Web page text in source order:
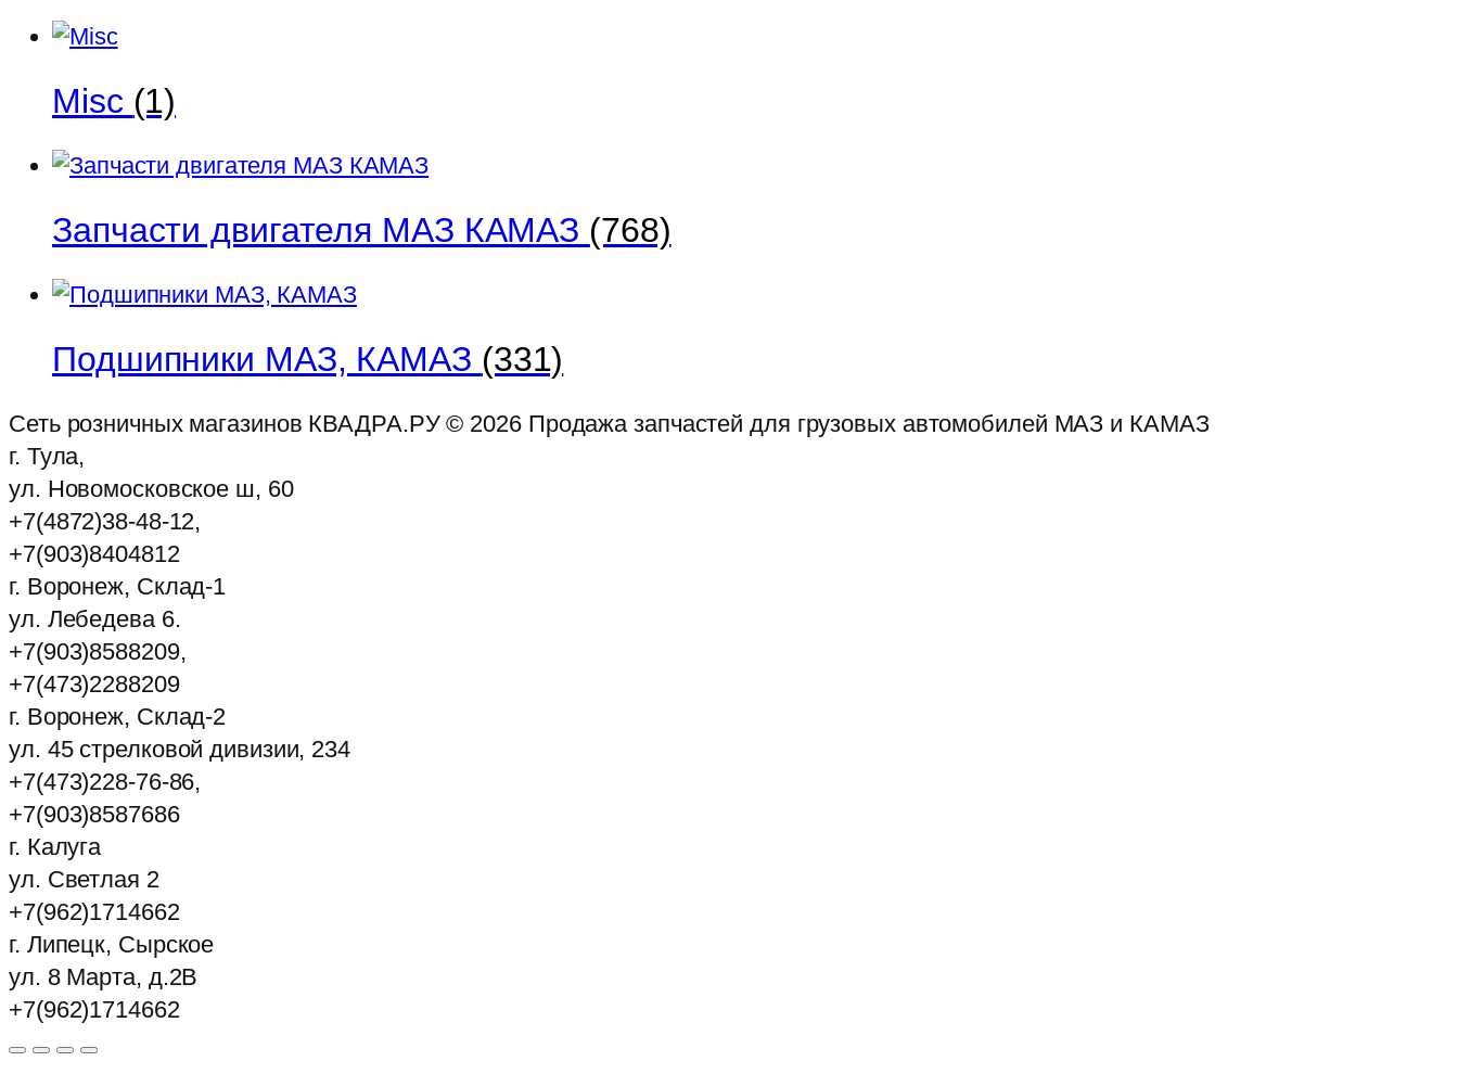
Misc (1)
Запчасти двигателя МАЗ КАМАЗ (768)
Подшипники МАЗ, КАМАЗ (331)
Сеть розничных магазинов КВАДРА.РУ © 2026Продажа запчастей для грузовых автомобилей МАЗ и КАМАЗ
г. Тула,
ул. Новомосковское ш, 60
+7(4872)38-48-12,
+7(903)8404812
г. Воронеж, Склад-1
ул. Лебедева 6.
+7(903)8588209,
+7(473)2288209
г. Воронеж, Склад-2
ул. 45 стрелковой дивизии, 234
+7(473)228-76-86,
+7(903)8587686
г. Калуга
ул. Светлая 2
+7(962)1714662
г. Липецк, Сырское
ул. 8 Марта, д.2В
+7(962)1714662